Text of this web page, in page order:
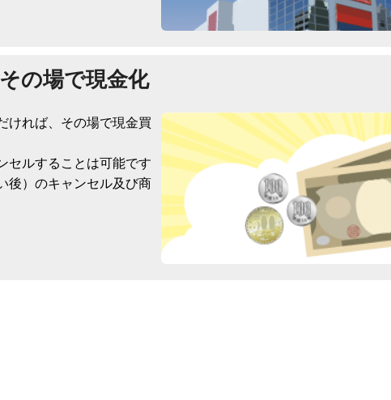
の場で現金化
ければ、その場で現金買
セルすることは可能です
後）のキャンセル及び商